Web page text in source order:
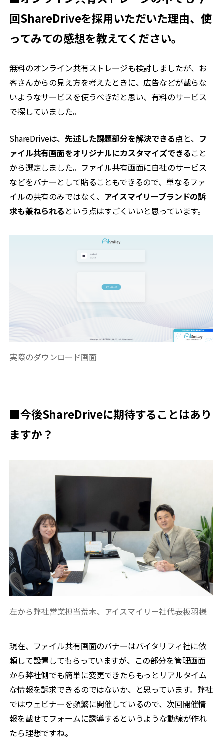
回ShareDriveを採用いただいた理由、使
ってみての感想を教えてください。
無料のオンライン共有ストレージも検討しましたが、お
客さんからの見え方を考えたときに、広告などが載らな
いようなサービスを使うべきだと思い、有料のサービス
で探していました。
ShareDriveは、先述した課題部分を解決できる点 と、 フ
ァイル共有画面をオリジナルにカスタマイズできること
から選定しました。ファイル共有画面に自社のサービス
などをバナーとして貼ることもできるので、単なるファ
イルの共有のみではなく、 アイスマイリーブランドの訴
求も兼ねられる という点はすごくいいと思っています。
実際のダウンロード画面
■今後ShareDriveに期待することはあり
ますか？
左から弊社営業担当荒木、アイスマイリー社代表板羽様
現在、ファイル共有画面のバナーはバイタリフィ社に依
頼して設置してもらっていますが、この部分を管理画面
から弊社側でも簡単に変更できたらもっとリアルタイム
な情報を訴求できるのではないか、と思っています。弊社
ではウェビナーを頻繁に開催しているので、次回開催情
報を載せてフォームに誘導するというような動線が作れ
たら理想ですね。